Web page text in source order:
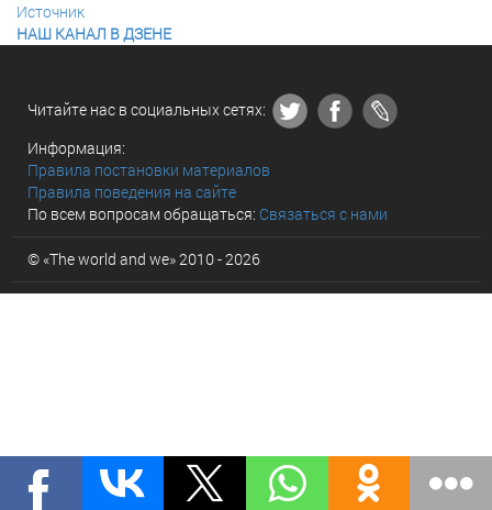
Источник
НАШ КАНАЛ В ДЗЕНЕ
Читайте нас в социальных сетях:
Информация:
Правила постановки материалов
Правила поведения на сайте
По всем вопросам обращаться: Связаться с нами
© «The world and we» 2010 - 2026